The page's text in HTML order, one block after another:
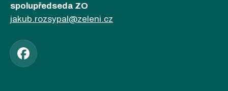
spolupředseda ZO
jakub.rozsypal@zeleni.cz